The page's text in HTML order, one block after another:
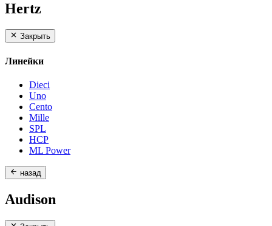
Hertz
Закрыть
Линейки
Dieci
Uno
Cento
Mille
SPL
HCP
ML Power
назад
Audison